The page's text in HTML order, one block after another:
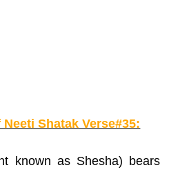
Shatak Verse#35:
known as Shesha) bears